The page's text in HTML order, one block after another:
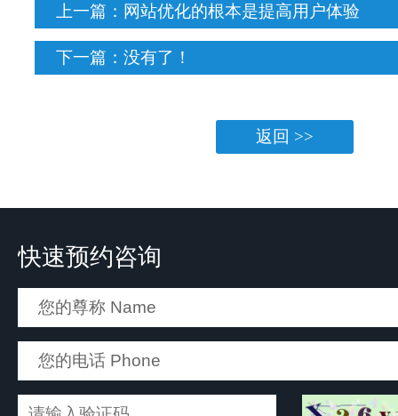
上一篇： 网站优化的根本是提高用户体验
下一篇：没有了！
返回 >>
快速预约咨询